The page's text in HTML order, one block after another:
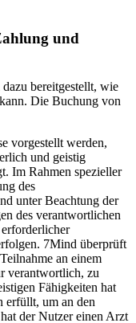
und
bereitgestellt, wie
Die Buchung von
vorgestellt werden,
und geistig
Im Rahmen spezieller
des
unter Beachtung der
des verantwortlichen
7Mind überprüft
an einem
verantwortlich, zu
Fähigkeiten hat
erfüllt, um an den
der Nutzer einen Arzt